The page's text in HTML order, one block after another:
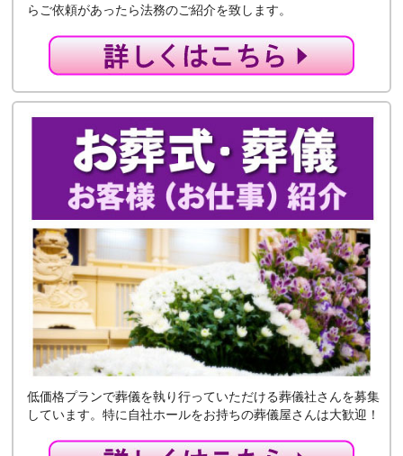
らご依頼があったら法務のご紹介を致します。
低価格プランで葬儀を執り行っていただける葬儀社さんを募集
しています。特に自社ホールをお持ちの葬儀屋さんは大歓迎！